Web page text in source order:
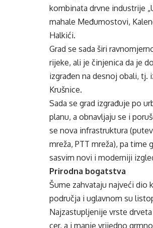
kombinata drvne industrije
mahale Međumostovi,
Halkići.
Grad se sada širi
rijeke, ali je činjenica da je
izgrađen na desnoj obali, tj.
Krušnice.
Sada se grad izgrađuje po
planu, a obnavljaju se i
se nova infrastruktura
mreža, PTT mreža), pa time
sasvim novi i moderniji
Prirodna bogatstva
Šume zahvataju najveći dio
područja i uglavnom su
Najzastupljenije vrste drveta
cer, a i manje vrijedno